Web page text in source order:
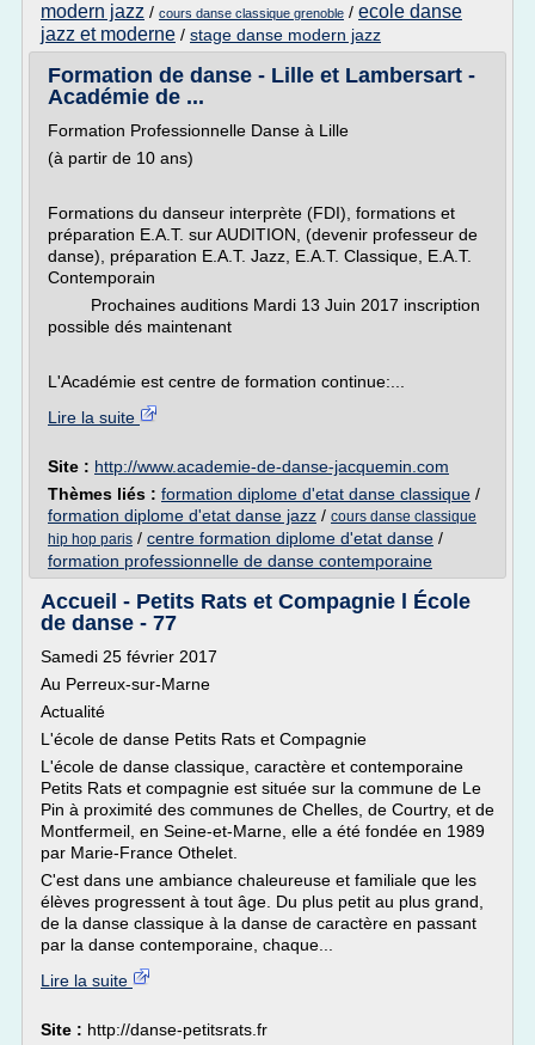
modern jazz / cours danse classique grenoble / ecole danse
jazz et moderne / stage danse modern jazz
Formation de danse - Lille et Lambersart -
Académie de ...
Formation Professionnelle Danse à Lille
(à partir de 10 ans)
Formations du danseur interprète (FDI), formations et
préparation E.A.T. sur AUDITION, (devenir professeur de
danse), préparation E.A.T. Jazz, E.A.T. Classique, E.A.T.
Contemporain
Prochaines auditions Mardi 13 Juin 2017 inscription
possible dés maintenant
L'Académie est centre de formation continue:...
Lire la suite
Site : http://www.academie-de-danse-jacquemin.com
Thèmes liés : formation diplome d'etat danse classique /
formation diplome d'etat danse jazz / cours danse classique
hip hop paris / centre formation diplome d'etat danse /
formation professionnelle de danse contemporaine
Accueil - Petits Rats et Compagnie l École
de danse - 77
Samedi 25 février 2017
Au Perreux-sur-Marne
Actualité
L'école de danse Petits Rats et Compagnie
L'école de danse classique, caractère et contemporaine
Petits Rats et compagnie est située sur la commune de Le
Pin à proximité des communes de Chelles, de Courtry, et de
Montfermeil, en Seine-et-Marne, elle a été fondée en 1989
par Marie-France Othelet.
C'est dans une ambiance chaleureuse et familiale que les
élèves progressent à tout âge. Du plus petit au plus grand,
de la danse classique à la danse de caractère en passant
par la danse contemporaine, chaque...
Lire la suite
Site : http://danse-petitsrats.fr